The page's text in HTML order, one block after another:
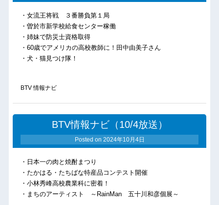
・女流王将戦 ３番勝負第１局
・曽於市新学校給食センター稼働
・姉妹で防災士資格取得
・60歳でアメリカの高校教師に！田中由美子さん
・犬・猫見つけ隊！
BTV 情報ナビ
BTV情報ナビ（10/4放送）
Posted on 2024年10月4日
・日本一の肉と焼酎まつり
・たかはる・たちばな特産品コンテスト開催
・小林秀峰高校農業科に密着！
・まちのアーティスト ～RainMan 五十川和彦個展～